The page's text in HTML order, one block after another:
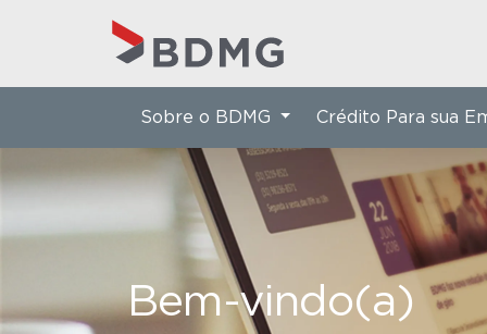
Bem-vindo(a)
Sobre o BDMG Crédito Para sua